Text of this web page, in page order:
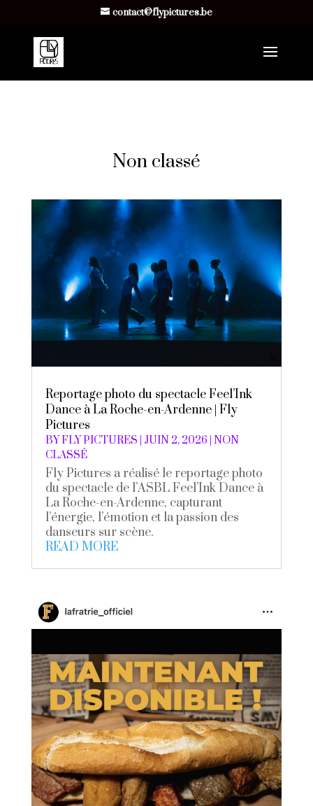
contact@flypictures.be
Non classé
Reportage photo du spectacle Feel’Ink
Dance à La Roche-en-Ardenne | Fly
Pictures
BYFLY PICTURES JUIN 2, 2026 NON
CLASSÉ
Fly Pictures a réalisé le reportage photo
du spectacle de l’ASBL Feel’Ink Dance à
La Roche-en-Ardenne, capturant
l’énergie, l’émotion et la passion des
danseurs sur scène.
READ MORE